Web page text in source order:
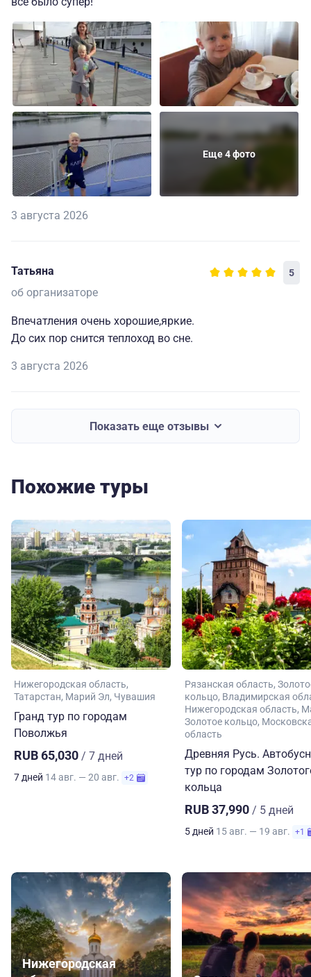
Еще 4 фото
3 августа 2026
Татьяна 5
об организаторе
Впечатления очень хорошие,яркие.
До сих пор снится теплоход во сне.
3 августа 2026
Показать еще отзывы
Похожие туры
Нижегородская область
Татарстан Марий Эл Чувашия
Гранд тур по городам
Поволжья
RUB 65,030 / 7 дней
7 дней 14 авг. — 20 авг. +2
Рязанская область
кольцо Владимирская
Нижегородская область
Золотое кольцо
область
Древняя Русь.
тур по городам
кольца
RUB 37,990 / 5 дней
5 дней 15 авг. — 19 авг. +1
Нижегородская